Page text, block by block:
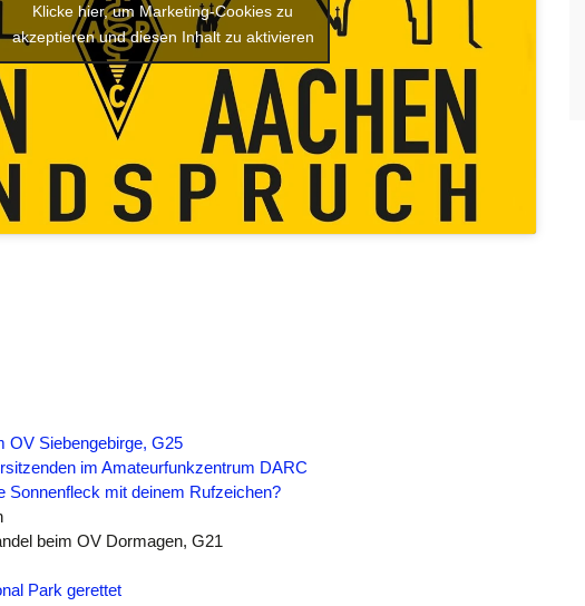
Klicke hier, um Marketing-Cookies zu
akzeptieren und diesen Inhalt zu aktivieren
OV Siebengebirge, G25
im Amateurfunkzentrum DARC
Sonnenfleck mit deinem Rufzeichen?
beim OV Dormagen, G21
Park gerettet